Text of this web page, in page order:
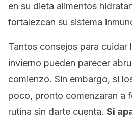
en su dieta alimentos
fortalezcan su sistema
Tantos consejos para cuidar
invierno pueden parecer
comienzo. Sin embargo, si
poco, pronto comenzaran a
rutina sin darte cuenta. Si